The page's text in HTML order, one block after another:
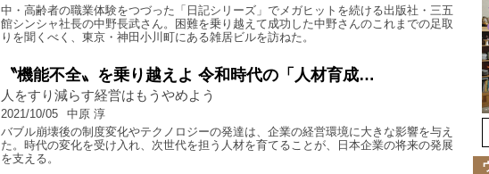
中・高齢者の職業体験をつづった「日記シリーズ」でメガヒットを続ける出版社・三五
館シンシャ社長の中野長武さん。困難を乗り越えて成功した中野さんのこれまでの足取
りを聞くべく、東京・神田小川町にある雑居ビルを訪ねた。
〝機能不全〟を乗り越えよ 令和時代の「人材育成…
人をすり減らす経営はもうやめよう
2021/10/05
中原 淳
バブル崩壊後の制度変化やテクノロジーの発達は、企業の経営環境に大きな影響を与え
た。時代の変化を受け入れ、次世代を担う人材を育てることが、日本企業の将来の発展
を支える。